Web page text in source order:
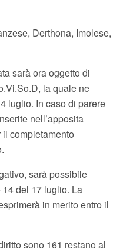
Derthona, Imolese,
sarà ora oggetto di
la quale ne
luglio. In caso di parere
nell’apposita
completamento
sarà possibile
del 17 luglio. La
in merito entro il
sono 161 restano al